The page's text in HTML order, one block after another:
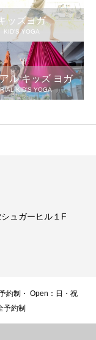
ッズヨガ
KID'S YOGA
ル キッズ ヨガ
KID'S YOGA
ュガーヒル１F
約制・ Open：日・祝
予約制